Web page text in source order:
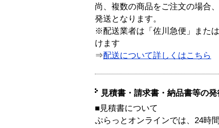
尚、複数の商品をご注文の場合
発送となります。
※配送業者は「佐川急便」また
けます
⇒配送について詳しくはこちら
見積書・請求書・納品書等の
■見積書について
ぷらっとオンラインでは、24時